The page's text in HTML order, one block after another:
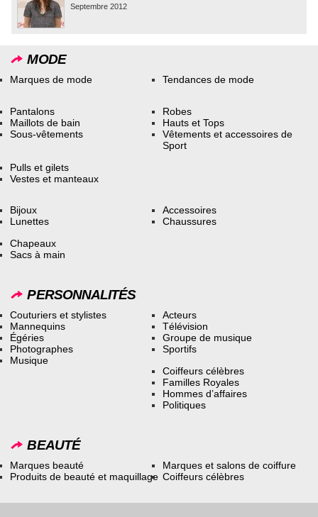
Septembre 2012
MODE
Marques de mode Tendances de mode
Pantalons
Maillots de bain
Sous-vêtements
Robes
Hauts et Tops
Vêtements et accessoires de
Sport
Pulls et gilets
Vestes et manteaux
Bijoux
Lunettes
Accessoires
Chaussures
Chapeaux
Sacs à main
PERSONNALITÉS
Couturiers et stylistes
Mannequins
Égéries
Photographes
Musique
Acteurs
Télévision
Groupe de musique
Sportifs
Coiffeurs célèbres
Familles Royales
Hommes d’affaires
Politiques
BEAUTÉ
Marques beauté
Produits de beauté et maquillage
Marques et salons de coiffure
Coiffeurs célèbres